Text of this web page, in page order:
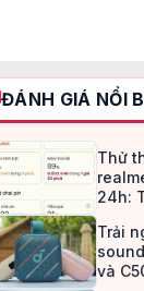
ĐÁNH GIÁ NỔI
Thử
24h:
Trải
và